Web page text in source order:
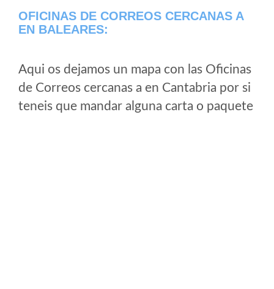
OFICINAS DE CORREOS CERCANAS A
EN BALEARES:
Aqui os dejamos un mapa con las Oficinas
de Correos cercanas a en Cantabria por si
teneis que mandar alguna carta o paquete